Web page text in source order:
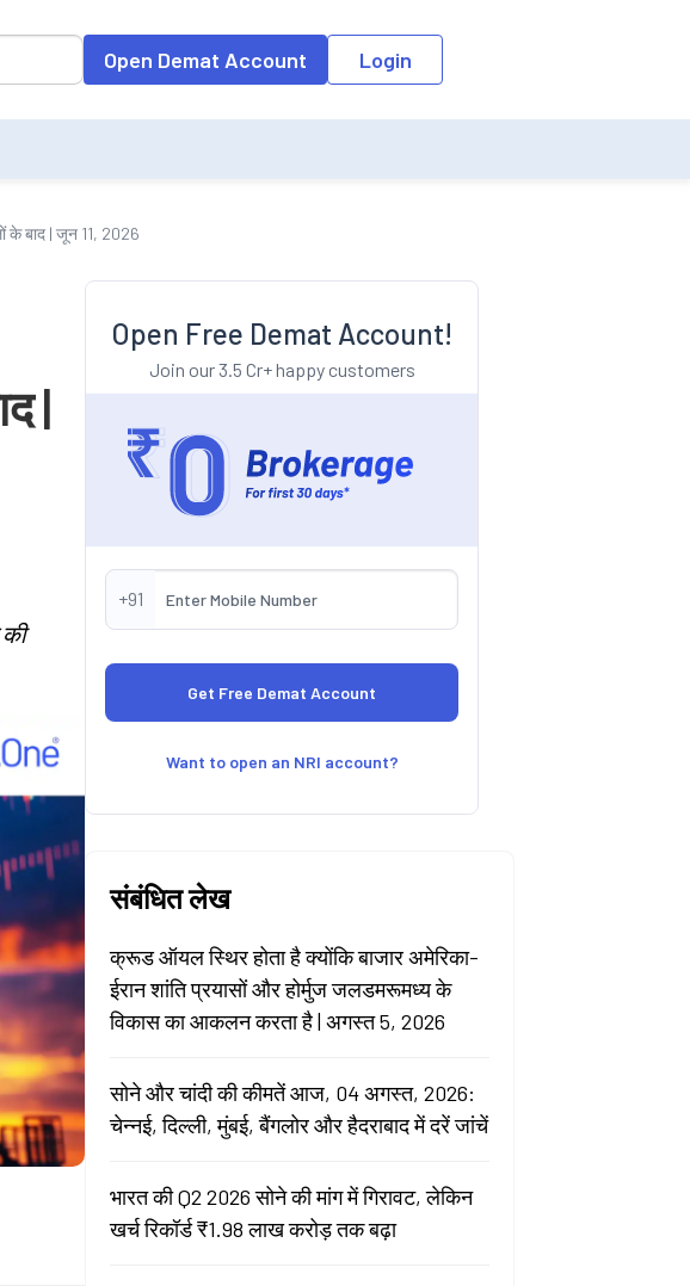
entering data into the input field, the suggestion list will be updated as per the
Open Demat Account Login
के बाद | जून 11, 2026
|
Open Free Demat Account!
Join our 3.5 Cr+ happy customers
+91
Want to open an NRI account?
संबंधित लेख
क्रूड ऑयल स्थिर होता है क्योंकि बाजार अमेरिका-
ईरान शांति प्रयासों और होर्मुज जलडमरूमध्य के
विकास का आकलन करता है | अगस्त 5, 2026
सोने और चांदी की कीमतें आज, 04 अगस्त, 2026:
चेन्नई, दिल्ली, मुंबई, बैंगलोर और हैदराबाद में दरें जांचें
भारत की Q2 2026 सोने की मांग में गिरावट, लेकिन
खर्च रिकॉर्ड ₹1.98 लाख करोड़ तक बढ़ा